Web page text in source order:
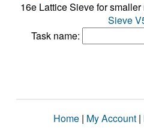
16e Lattice Sieve for smaller
Sieve
Task name:
Home | My Account |